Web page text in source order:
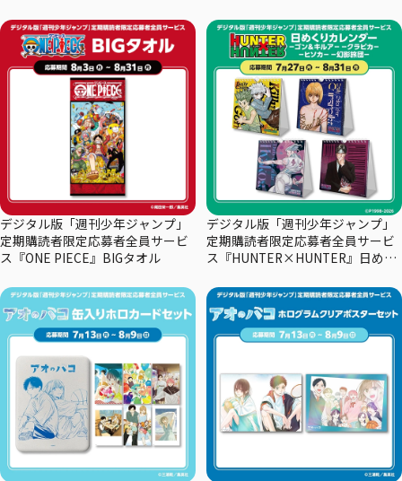
デジタル版「週刊少年ジャンプ」
定期購読者限定応募者全員サービ
ス『ONE PIECE』BIGタオル
デジタル版「週刊少年ジャンプ」
定期購読者限定応募者全員サービ
ス『HUNTER×HUNTER』日めく